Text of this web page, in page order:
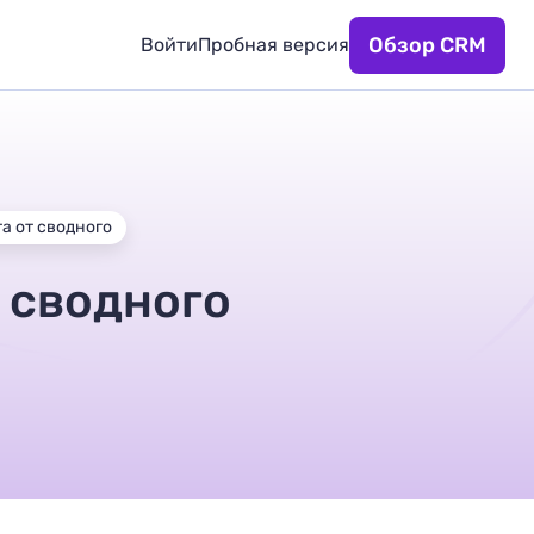
ВойтиПробная версия Обзор CRM
от сводного